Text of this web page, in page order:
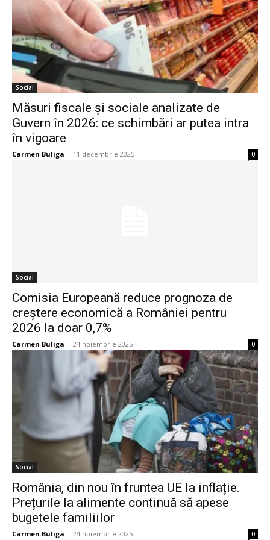
Social
Măsuri fiscale și sociale analizate de
Guvern în 2026: ce schimbări ar putea intra
în vigoare
Carmen Buliga - 11 decembrie 2025 0
Social
Comisia Europeană reduce prognoza de
creștere economică a României pentru
2026 la doar 0,7%
Carmen Buliga - 24 noiembrie 2025 0
Social
România, din nou în fruntea UE la inflație.
Prețurile la alimente continuă să apese
bugetele familiilor
Carmen Buliga - 24 noiembrie 2025 0